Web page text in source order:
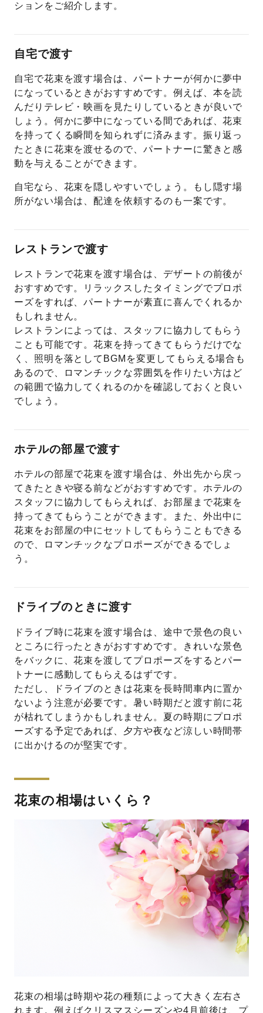
ションをご紹介します。
自宅で渡す
自宅で花束を渡す場合は、パートナーが何かに夢中
になっているときがおすすめです。例えば、本を読
んだりテレビ・映画を見たりしているときが良いで
しょう。何かに夢中になっている間であれば、花束
を持ってくる瞬間を知られずに済みます。振り返っ
たときに花束を渡せるので、パートナーに驚きと感
動を与えることができます。
自宅なら、花束を隠しやすいでしょう。もし隠す場
所がない場合は、配達を依頼するのも一案です。
レストランで渡す
レストランで花束を渡す場合は、デザートの前後が
おすすめです。リラックスしたタイミングでプロポ
ーズをすれば、パートナーが素直に喜んでくれるか
もしれません。
レストランによっては、スタッフに協力してもらう
ことも可能です。花束を持ってきてもらうだけでな
く、照明を落としてBGMを変更してもらえる場合も
あるので、ロマンチックな雰囲気を作りたい方はど
の範囲で協力してくれるのかを確認しておくと良い
でしょう。
ホテルの部屋で渡す
ホテルの部屋で花束を渡す場合は、外出先から戻っ
てきたときや寝る前などがおすすめです。ホテルの
スタッフに協力してもらえれば、お部屋まで花束を
持ってきてもらうことができます。また、外出中に
花束をお部屋の中にセットしてもらうこともできる
ので、ロマンチックなプロポーズができるでしょ
う。
ドライブのときに渡す
ドライブ時に花束を渡す場合は、途中で景色の良い
ところに行ったときがおすすめです。きれいな景色
をバックに、花束を渡してプロポーズをするとパー
トナーに感動してもらえるはずです。
ただし、ドライブのときは花束を長時間車内に置か
ないよう注意が必要です。暑い時期だと渡す前に花
が枯れてしまうかもしれません。夏の時期にプロポ
ーズする予定であれば、夕方や夜など涼しい時間帯
に出かけるのが堅実です。
花束の相場はいくら？
花束の相場は時期や花の種類によって大きく左右さ
れます。例えばクリスマスシーズンや4月前後は、プ